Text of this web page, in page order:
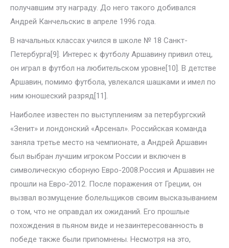
получавшим эту награду. До него такого добивался
Андрей Канчельскис в апреле 1996 года.
В начальных классах учился в школе № 18 Санкт-
Петербурга[9]. Интерес к футболу Аршавину привил отец,
он играл в футбол на любительском уровне[10]. В детстве
Аршавин, помимо футбола, увлекался шашками и имел по
ним юношеский разряд[11].
Наиболее известен по выступлениям за петербургский
«Зенит» и лондонский «Арсенал». Российская команда
заняла третье место на чемпионате, а Андрей Аршавин
был выбран лучшим игроком России и включен в
символическую сборную Евро-2008.Россия и Аршавин не
прошли на Евро-2012. После поражения от Греции, он
вызвал возмущение болельщиков своим высказыванием
о том, что не оправдал их ожиданий. Его прошлые
похождения в пьяном виде и незаинтересованность в
победе также были припомнены. Несмотря на это,